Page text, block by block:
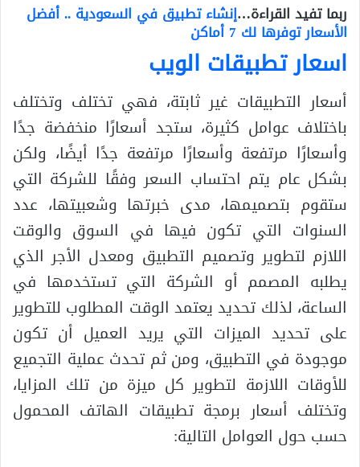
ربما تفيد القراءة…إنشاء تطبيق في السعودية .. أفضل
الأسعار توفرها لك 7 أماكن
اسعار تطبيقات الويب
أسعار التطبيقات غير ثابتة، فهي تختلف وتختلف
باختلاف عوامل كثيرة، ستجد أسعارًا منخفضة جدًا
وأسعارًا مرتفعة وأسعارًا مرتفعة جدًا أيضًا، ولكن
بشكل عام يتم احتساب السعر وفقًا للشركة التي
ستقوم بتصميمها، مدى خبرتها وشعبيتها، عدد
السنوات التي تكون فيها في السوق والوقت
اللازم لتطوير وتصميم التطبيق ومعدل الأجر الذي
يطلبه المصمم أو الشركة التي تستخدمها في
الساعة، لذلك تحديد يعتمد الوقت المطلوب للتطوير
على تحديد الميزات التي يريد العميل أن تكون
موجودة في التطبيق، ومن ثم تحدث عملية التجميع
للأوقات اللازمة لتطوير كل ميزة من تلك المزايا،
وتختلف أسعار برمجة تطبيقات الهاتف المحمول
حسب حول العوامل التالية: